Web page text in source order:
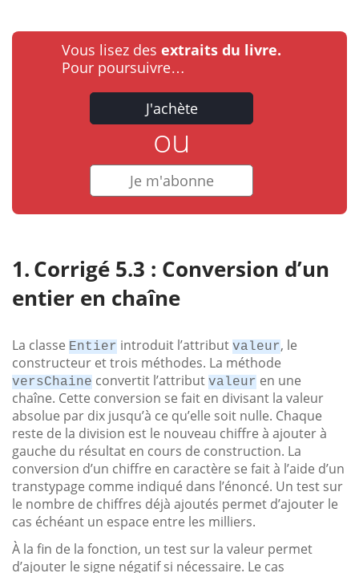
Vous lisez des extraits du livre.
Pour poursuivre…
J'achète
ou
Je m'abonne
Corrigé 5.3 : Conversion d’un
entier en chaîne
La classe Entier introduit l’attribut valeur, le
constructeur et trois méthodes. La méthode
versChaine convertit l’attribut valeur en une
chaîne. Cette conversion se fait en divisant la valeur
absolue par dix jusqu’à ce qu’elle soit nulle. Chaque
reste de la division est le nouveau chiffre à ajouter à
gauche du résultat en cours de construction. La
conversion d’un chiffre en caractère se fait à l’aide d’un
transtypage comme indiqué dans l’énoncé. Un test sur
le nombre de chiffres déjà ajoutés permet d’ajouter le
cas échéant un espace entre les milliers.
À la fin de la fonction, un test sur la valeur permet
d’ajouter le signe négatif si nécessaire. Le cas